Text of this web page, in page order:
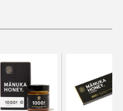
せず」が証明されています。
納得がいきました。
が、強力な抗菌効果をもたらす
キサール）」を豊富に含む唯